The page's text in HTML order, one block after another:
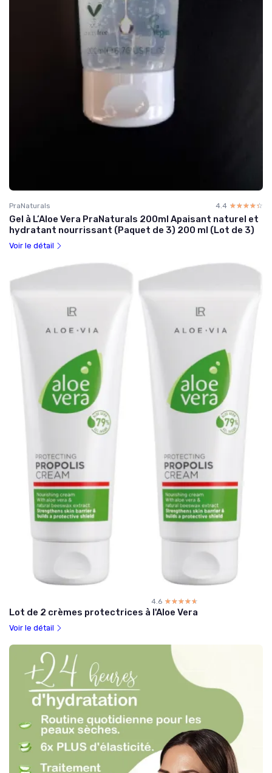
PraNaturals 4.4 ☆☆☆☆☆
★★★★★
Gel à L’Aloe Vera PraNaturals 200ml Apaisant naturel et
hydratant nourrissant (Paquet de 3) 200 ml (Lot de 3)
Voir le détail
4.6 ☆☆☆☆☆
★★★★★
Lot de 2 crèmes protectrices à l'Aloe Vera
Voir le détail